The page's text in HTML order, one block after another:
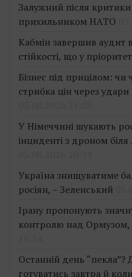
Залужний після критики
прихильником НАТО
Кабмін завершив аудит
стійкості, що у
Бізнес під прицілом: чи
стрибка цін через
У Німеччині шукають
інциденті з дроном біля
Україна знищуватиме
росіян, – Зеленський
Ірану пропонують
контролю над Ормузом,
Останній день “пекла”?
готуватись завтра й